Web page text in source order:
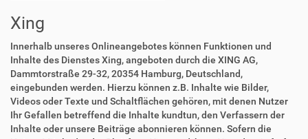
Xing
Innerhalb unseres Onlineangebotes können Funktionen und
Inhalte des Dienstes Xing, angeboten durch die XING AG,
Dammtorstraße 29-32, 20354 Hamburg, Deutschland,
eingebunden werden. Hierzu können z.B. Inhalte wie Bilder,
Videos oder Texte und Schaltflächen gehören, mit denen Nutzer
Ihr Gefallen betreffend die Inhalte kundtun, den Verfassern der
Inhalte oder unsere Beiträge abonnieren können. Sofern die